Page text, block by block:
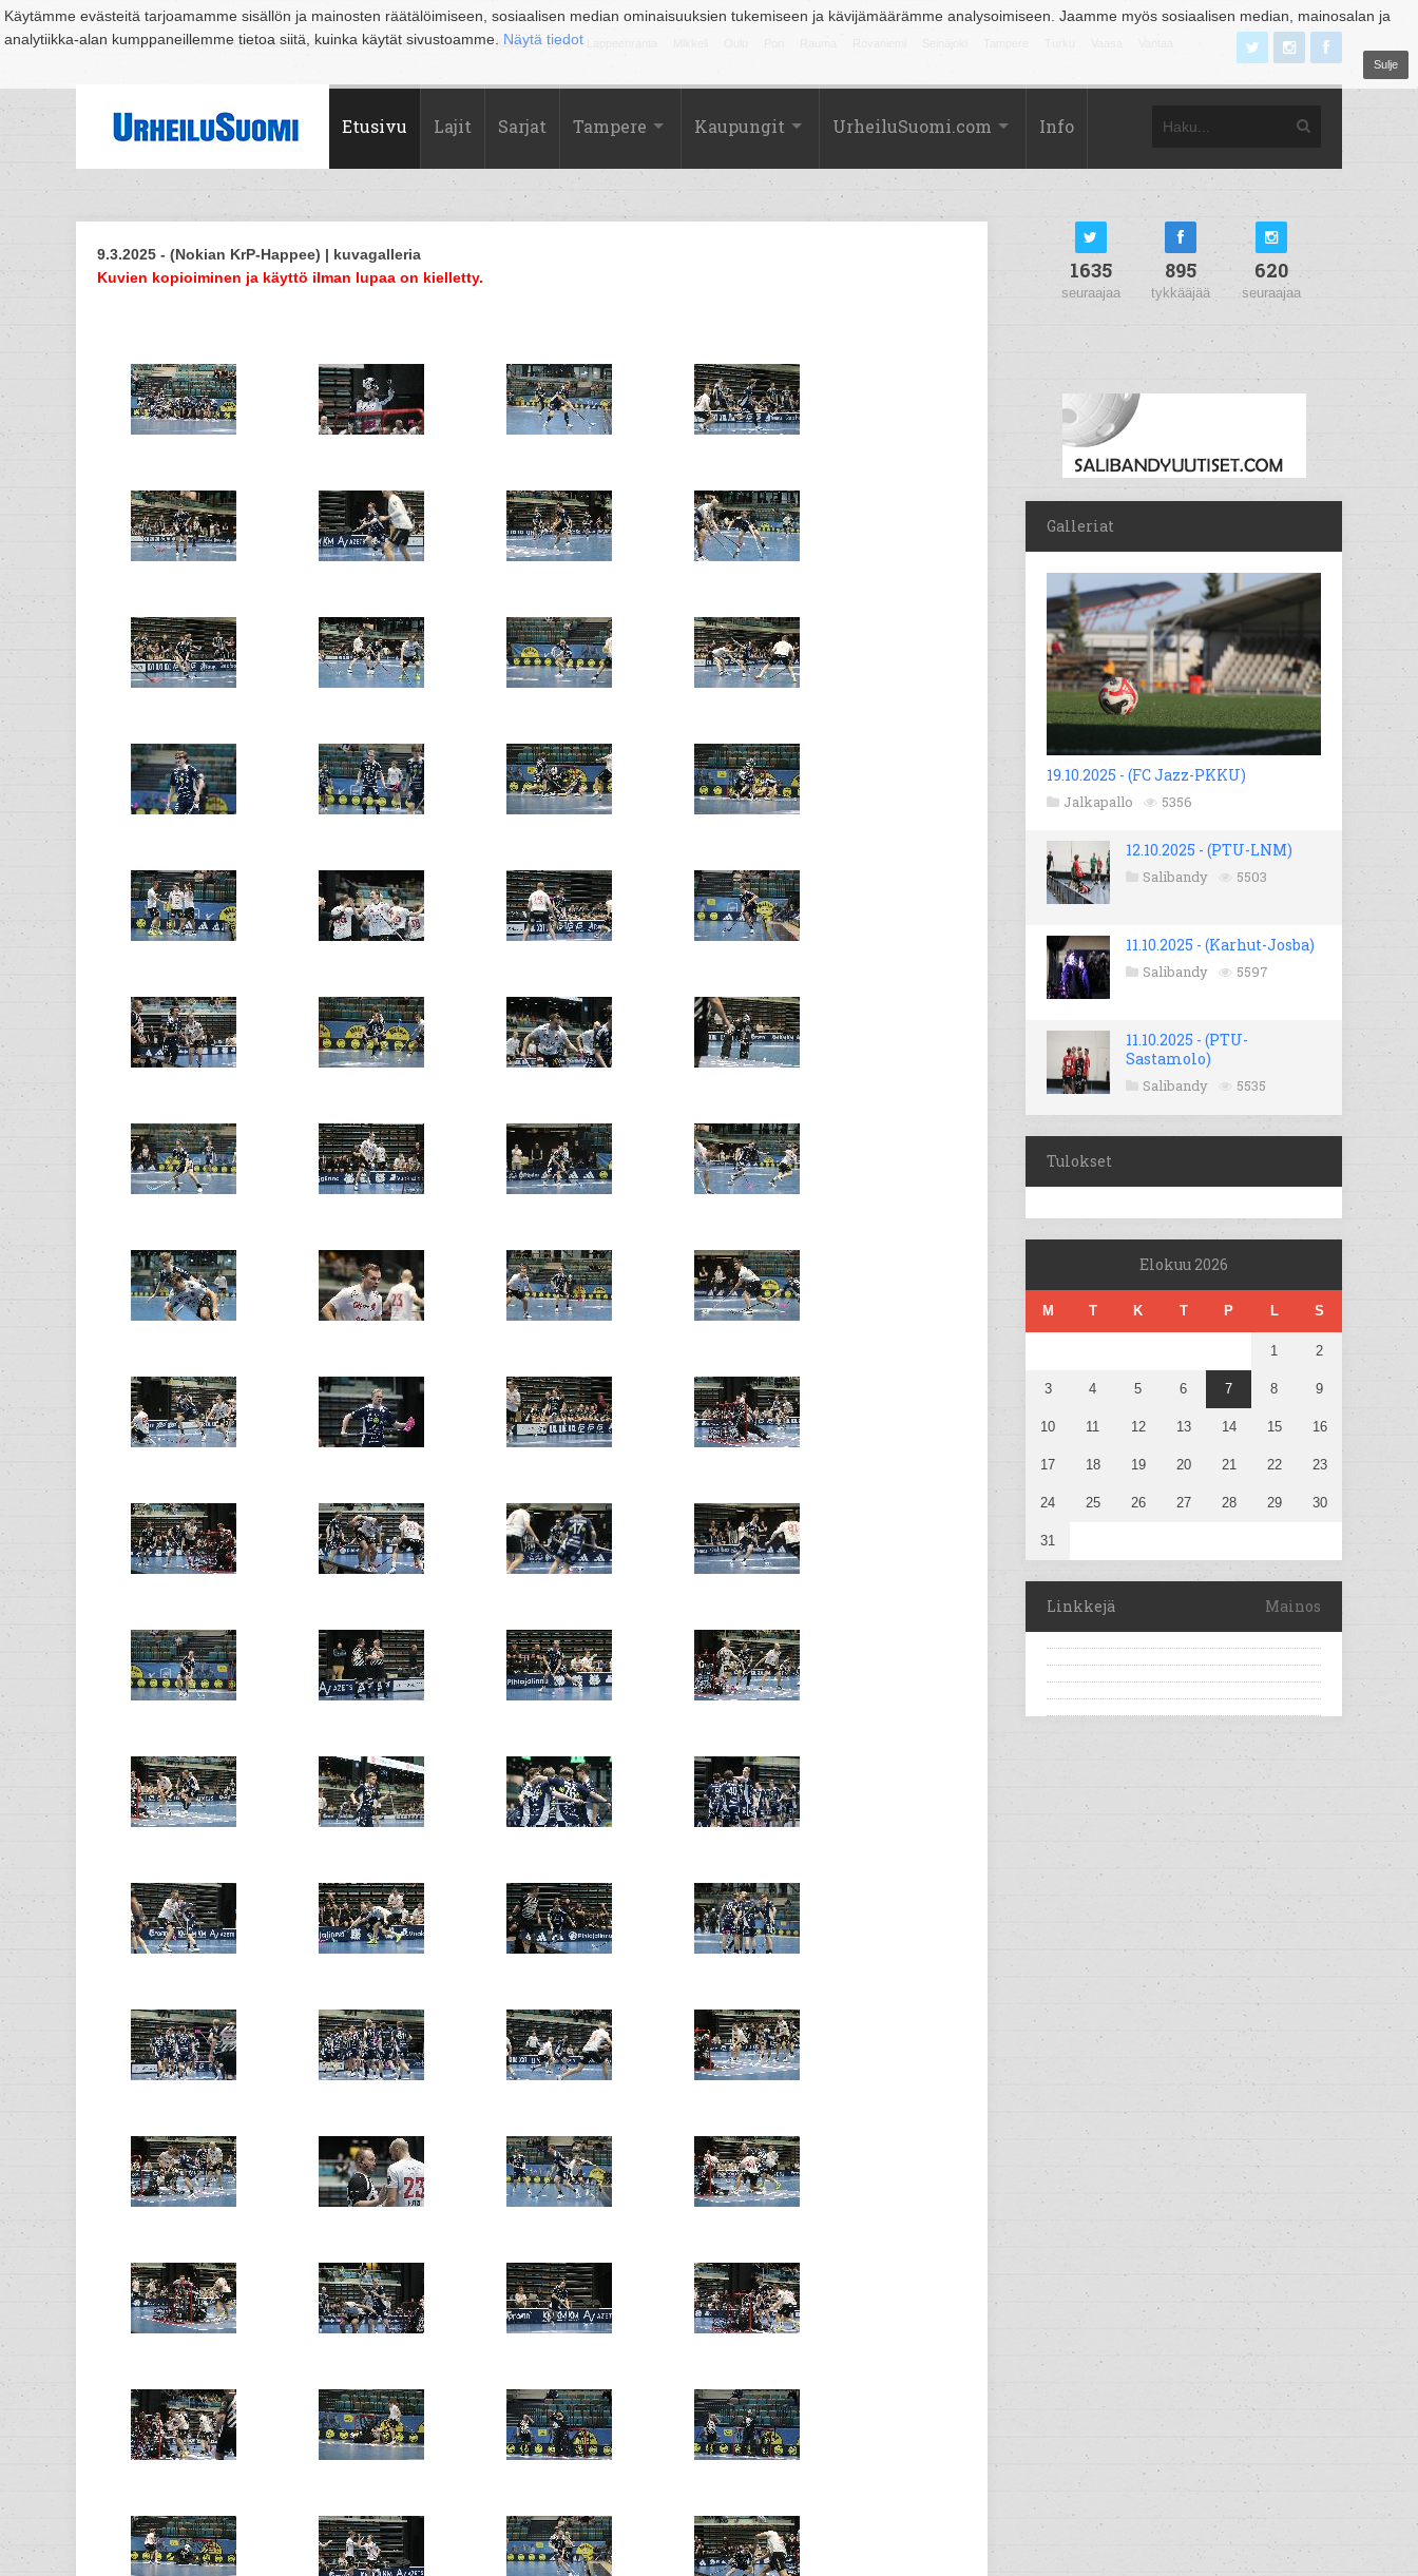
Käytämme evästeitä tarjoamamme sisällön ja mainosten räätälöimiseen, sosiaalisen median ominaisuuksien tukemiseen ja kävijämäärämme analysoimiseen. Jaamme myös sosiaalisen median, mainosalan ja
analytiikka-alan kumppaneillemme tietoa siitä, kuinka käytät sivustoamme. Näytä tiedot
Sulje
Suomi Espoo Helsinki Hämeenlinna Joensuu Jyväskylä Kouvola Kuopio Lahti
Etusivu Lajit Sarjat Tampere Kaupungit UrheiluSuomi.com Info
9.3.2025 - (Nokian KrP-Happee) | kuvagalleria
Kuvien kopioiminen ja käyttö ilman lupaa on kielletty.
1635
seuraajaa
895
tykkääjää
620
seuraajaa
Galleriat
19.10.2025 - (FC Jazz-PKKU)
Jalkapallo 5356
12.10.2025 - (PTU-LNM)
Salibandy 5503
11.10.2025 - (Karhut-Josba)
Salibandy 5597
11.10.2025 - (PTU-
Sastamolo)
Salibandy 5535
Tulokset
Elokuu 2026
M T K T P L S
1 2
3 4 5 6 7 8 9
10 11 12 13 14 15 16
17 18 19 20 21 22 23
24 25 26 27 28 29 30
31
Linkkejä Mainos